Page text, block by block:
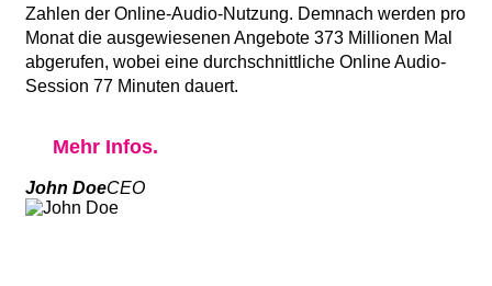
Zahlen der Online-Audio-Nutzung. Demnach werden pro
Monat die ausgewiesenen Angebote 373 Millionen Mal
abgerufen, wobei eine durchschnittliche Online Audio-
Session 77 Minuten dauert.
Mehr Infos.
John DoeCEO